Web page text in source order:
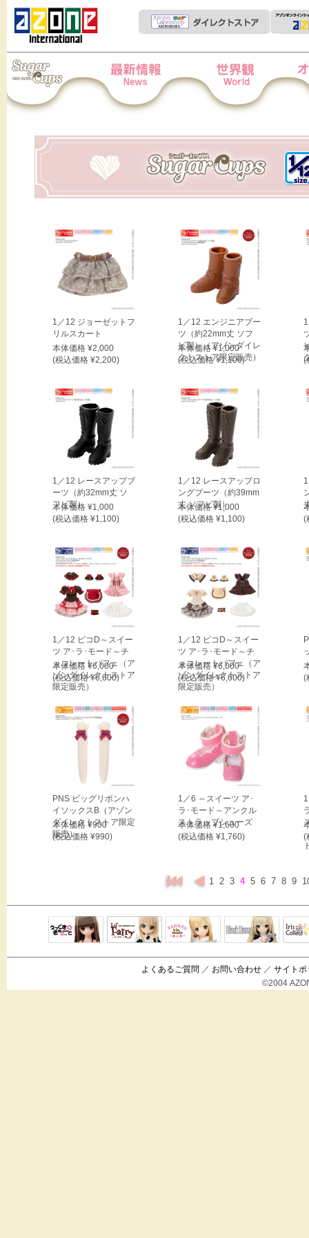
1／12 ジョーゼットフ
リルスカート
本体価格 ¥2,000
(税込価格 ¥2,200)
1／12 エンジニアブー
ツ（約22mm丈 ソフ
ビ製）（アゾンダイレ
クトストア限定販売）
本体価格 ¥1,000
(税込価格 ¥1,100)
(
1／12 レースアップブ
ーツ（約32mm丈 ソ
フビ製）
本体価格 ¥1,000
(税込価格 ¥1,100)
1／12 レースアップロ
ングブーツ（約39mm
丈 ソフビ製）
本体価格 ¥1,000
(税込価格 ¥1,100)
(
1／12 ピコD～スイー
ツ ア･ラ･モード～チ
ョコレートパフェ（ア
ゾンダイレクトストア
限定販売）
本体価格 ¥6,000
(税込価格 ¥6,600)
1／12 ピコD～スイー
ツ ア･ラ･モード～チ
ョコレートパフェ（ア
ゾンダイレクトストア
限定販売）
本体価格 ¥6,000
(税込価格 ¥6,600)
(
PNS ビッグリボンハ
イソックスB（アゾン
ダイレクトストア限定
販売）
本体価格 ¥900
(税込価格 ¥990)
1／6 ～スイーツ ア･
ラ･モード～アンクル
ストラップシューズ
本体価格 ¥1,600
(税込価格 ¥1,760)
(
1 2 3 4 5 6 7 8 9
よくあるご質問 ／ お問い合わせ ／ サイトポ
©2004